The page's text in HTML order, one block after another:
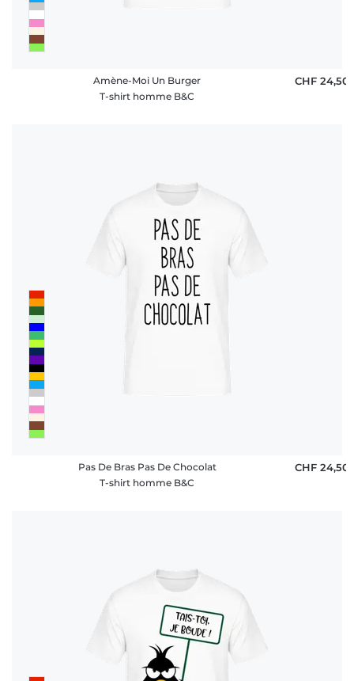
Amène-Moi Un Burger
T-shirt homme B&C
CHF 24,50
Pas De Bras Pas De Chocolat
T-shirt homme B&C
CHF 24,50